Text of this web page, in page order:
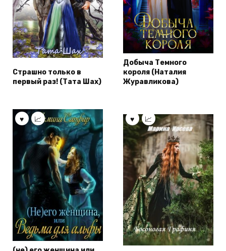
Страшно только в
первый раз! (Тата Шах)
Добыча Темного
короля (Наталия
Журавликова)